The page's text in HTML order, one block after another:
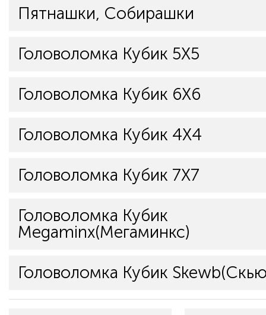
Пятнашки, Собирашки
Головоломка Кубик 5Х5
Головоломка Кубик 6Х6
Головоломка Кубик 4Х4
Головоломка Кубик 7Х7
Головоломка Кубик
Megaminx(Мегаминкс)
Головоломка Кубик